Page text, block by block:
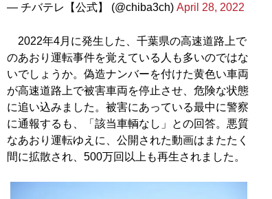
— チバテレ【公式】 (@chiba3ch) April 28, 2022
2022年4月に発生した、千葉県の高速道路上で
のあおり運転事件を覚えている人も多いのではな
いでしょうか。偽造ナンバーを付けた黄色い車両
が高速道路上で被害車両を停止させ、危険な状態
に追い込みました。被害にあっている最中に警察
に通報するも、「該当車輌なし」との回答。悪質
なあおり運転ゆえに、公開された動画はまたたく
間に拡散され、500万回以上も再生されました。